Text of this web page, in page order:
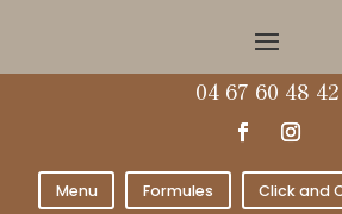
04 67 60 48 42
Menu Formules Click and